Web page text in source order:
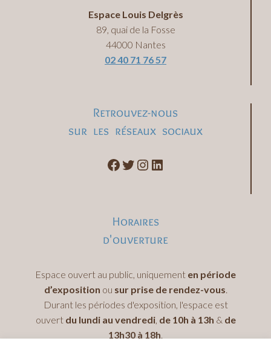
Espace Louis Delgrès
89, quai de la Fosse
44000 Nantes
02 40 71 76 57
Retrouvez-nous
sur les réseaux sociaux
Horaires
d'ouverture
Espace ouvert au public, uniquement en période
d’exposition ou sur prise de rendez-vous.
Durant les périodes d'exposition, l'espace est
ouvert du lundi au vendredi, de 10h à 13h & de
13h30 à 18h.